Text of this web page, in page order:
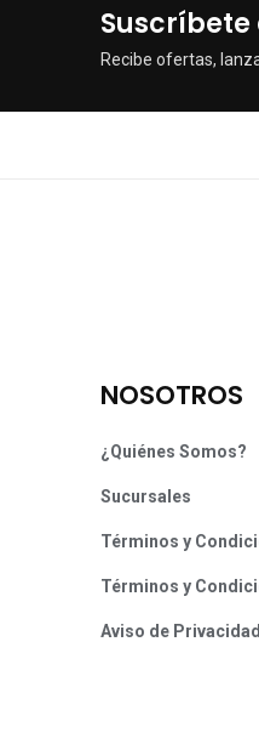
Recibe ofertas,
NOSOTROS
¿Quiénes Somos?
Sucursales
Términos y
Términos y
Aviso de Privacidad